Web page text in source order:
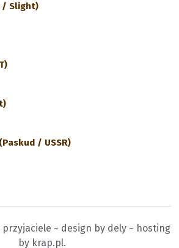
/ Slight)
/ USSR)
przyjaciele ~ design by dely ~ hosting
by krap.pl.